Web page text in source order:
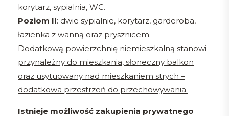
korytarz, sypialnia, WC.
Poziom II: dwie sypialnie, korytarz, garderoba,
łazienka z wanną oraz prysznicem.
Dodatkową powierzchnię niemieszkalną stanowi
przynależny do mieszkania, słoneczny balkon
oraz usytuowany nad mieszkaniem strych –
dodatkowa przestrzeń do przechowywania.
Istnieje możliwość zakupienia prywatnego